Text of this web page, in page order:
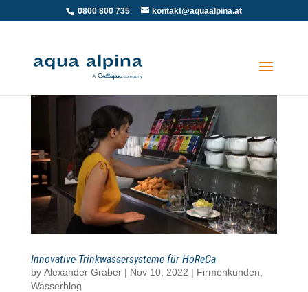
0800 800 735 kontakt@aquaalpina.at
Innovative Trinkwassersysteme für HoReCa
by Alexander Graber| Nov 10, 2022 | Firmenkunden
Wasserblog